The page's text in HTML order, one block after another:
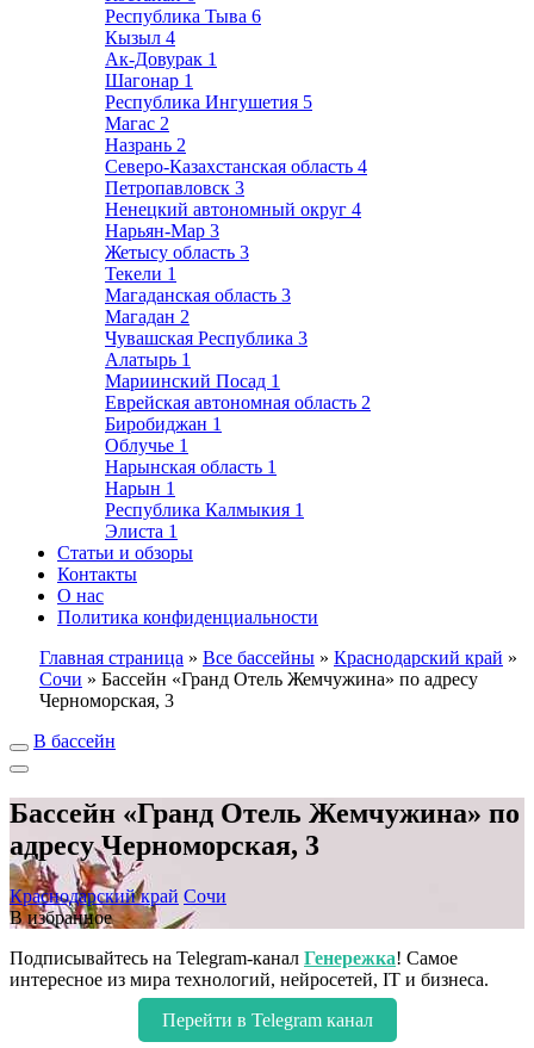
Республика Тыва 6
Кызыл 4
Ак-Довурак 1
Шагонар 1
Республика Ингушетия 5
Магас 2
Назрань 2
Северо-Казахстанская область 4
Петропавловск 3
Ненецкий автономный округ 4
Нарьян-Мар 3
Жетысу область 3
Текели 1
Магаданская область 3
Магадан 2
Чувашская Республика 3
Алатырь 1
Мариинский Посад 1
Еврейская автономная область 2
Биробиджан 1
Облучье 1
Нарынская область 1
Нарын 1
Республика Калмыкия 1
Элиста 1
Статьи и обзоры
Контакты
О нас
Политика конфиденциальности
Главная страница » Все бассейны » Краснодарский край »
Сочи » Бассейн «Гранд Отель Жемчужина» по адресу
Черноморская, 3
В бассейн
Бассейн «Гранд Отель Жемчужина» по
адресу Черноморская, 3
Краснодарский край Сочи
В избранное
Подписывайтесь на Telegram-канал Генережка! Самое
интересное из мира технологий, нейросетей, IT и бизнеса.
Перейти в Telegram канал